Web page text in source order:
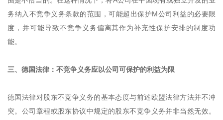
务纳入不竞争义务条款的范围，可能超出保护M公司利益的必要限
度，并可能导致不竞争义务偏离其作为补充性保护安排的制度功
能。
三、德国法律：不竞争义务应以公司可保护的利益为限
德国法律对股东不竞争义务的基本态度与前述欧盟法律方法并不冲
突。公司章程或股东协议中规定的股东不竞争义务并非当然无效。